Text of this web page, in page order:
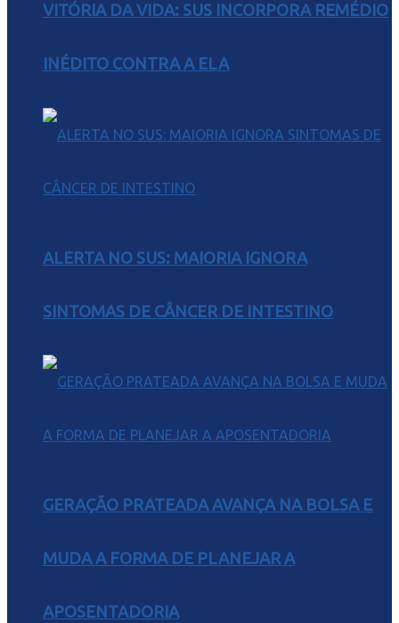
VITÓRIA DA VIDA: SUS INCORPORA REMÉDIO
INÉDITO CONTRA A ELA
ALERTA NO SUS: MAIORIA IGNORA
SINTOMAS DE CÂNCER DE INTESTINO
GERAÇÃO PRATEADA AVANÇA NA BOLSA E
MUDA A FORMA DE PLANEJAR A
APOSENTADORIA